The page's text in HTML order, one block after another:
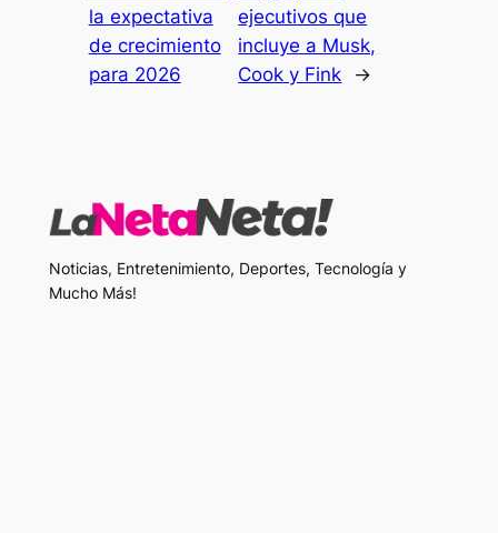
la expectativa
de crecimiento
para 2026
ejecutivos que
incluye a Musk,
Cook y Fink
→
Noticias, Entretenimiento, Deportes, Tecnología y
Mucho Más!